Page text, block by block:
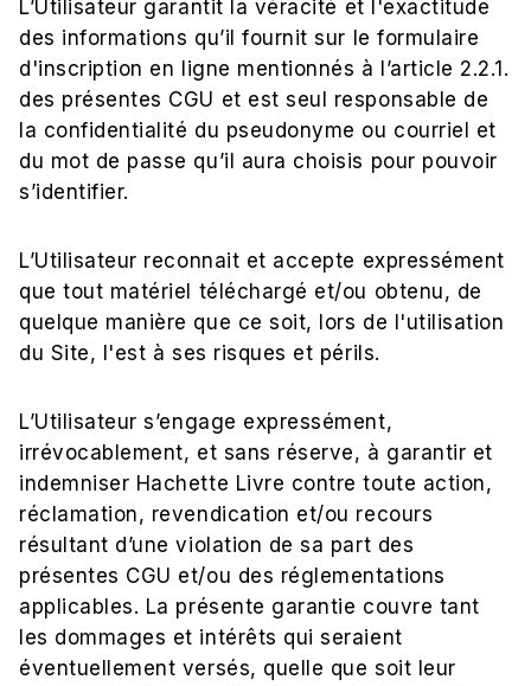
L’Utilisateur garantit la véracité et l'exactitude
des informations qu’il fournit sur le formulaire
d'inscription en ligne mentionnés à l’article 2.2.1.
des présentes CGU et est seul responsable de
la confidentialité du pseudonyme ou courriel et
du mot de passe qu’il aura choisis pour pouvoir
s’identifier.
L’Utilisateur reconnait et accepte expressément
que tout matériel téléchargé et/ou obtenu, de
quelque manière que ce soit, lors de l'utilisation
du Site, l'est à ses risques et périls.
L’Utilisateur s’engage expressément,
irrévocablement, et sans réserve, à garantir et
indemniser Hachette Livre contre toute action,
réclamation, revendication et/ou recours
résultant d’une violation de sa part des
présentes CGU et/ou des réglementations
applicables. La présente garantie couvre tant
les dommages et intérêts qui seraient
éventuellement versés, quelle que soit leur